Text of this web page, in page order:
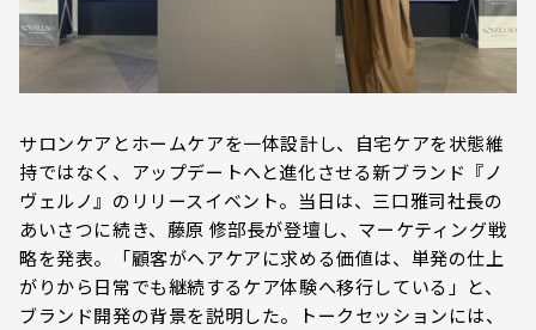
サロンケアとホームケアを一体設計し、自宅ケアを状態維
持ではなく、アップデートへと進化させる新ブランド『ノ
ヴェルノ』のリリースイベント。当日は、三口雅司社長の
あいさつに続き、藤原 修部長が登壇し、マーケティング戦
略を発表。「顧客がヘアケアに求める価値は、単発の仕上
がりから日常でも継続するケア体験へ移行している」と、
ブランド開発の背景を説明した。トークセッションには、